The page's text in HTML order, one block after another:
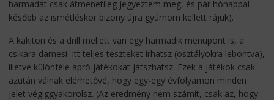
harmadát csak átmenetileg jegyeztem meg, és pár hónappal
később az ismétléskor bizony újra gyúrnom kellett rájuk).
A kakitori és a drill mellett van egy harmadik menüpont is, a
csikara damesi. Itt teljes teszteket írhatsz (osztályokra lebontva),
illetve különféle apró játékokat játszhatsz. Ezek a játékok csak
azután válnak elérhetővé, hogy egy-egy évfolyamon minden
jelet végiggyakorolsz. (Az eredmény nem számít, csak az, hogy